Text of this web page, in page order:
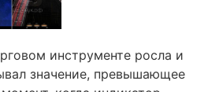
инструменте росла и
значение, превышающее